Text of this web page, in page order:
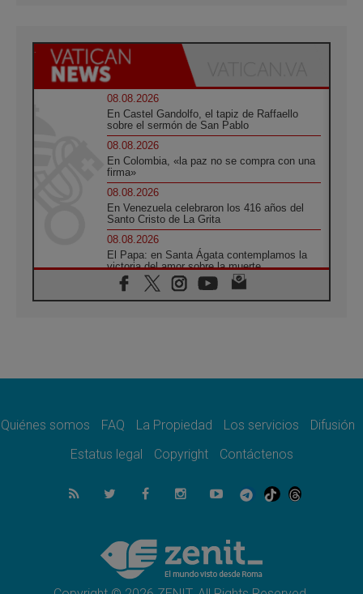
08.08.2026
En Castel Gandolfo, el tapiz de Raffaello
sobre el sermón de San Pablo
08.08.2026
En Colombia, «la paz no se compra con una
firma»
08.08.2026
En Venezuela celebraron los 416 años del
Santo Cristo de La Grita
08.08.2026
El Papa: en Santa Ágata contemplamos la
victoria del amor sobre la muerte
08.08.2026
León XIV visitará el Santuario de la Madre
07.08.2026
07.08.2026
el compromiso del cristiano"
La matanza de niños en Gaza no cesa: 300
muertos en 300 días
Tagle: La guerra desfigura el mundo, solo la
revelación de Dios lo transfigura
Quiénes somos FAQ La Propiedad Los servicios
Difusión
Estatus legal
Copyright Contáctenos